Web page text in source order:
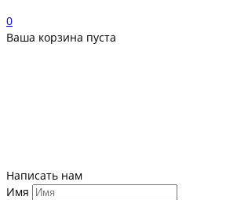
0
Ваша корзина пуста
Написать нам
Имя